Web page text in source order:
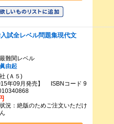
試全レベル問題集現代文
難関レベル
由起
(Ａ５)
年09月発売】 ISBNコード 9
況：絶版のためご注文いただけ